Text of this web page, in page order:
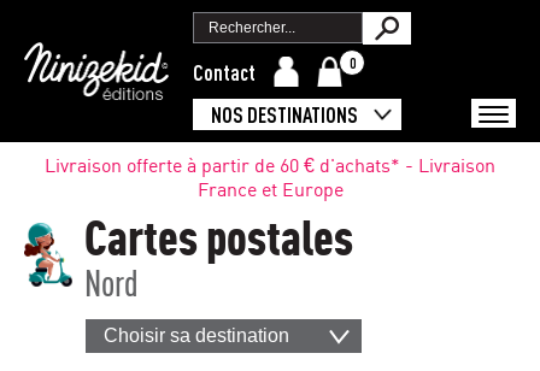
Contact 0
NOS DESTINATIONS
Livraison offerte à partir de 60 € d'achats* - Livraison
France et Europe
Cartes postales
Nord
Choisir sa destination